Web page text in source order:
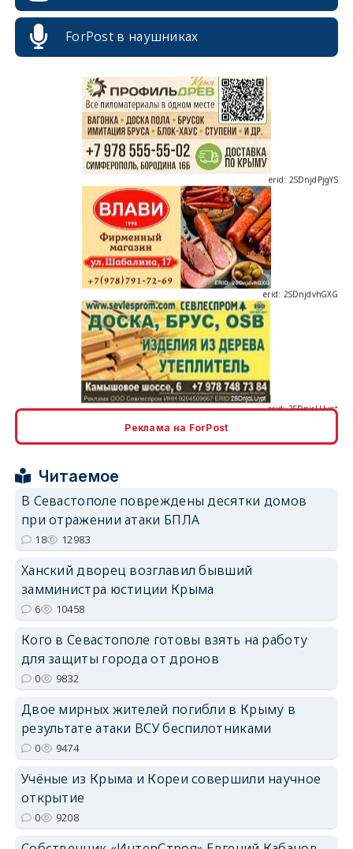
ForPost в наушниках
erid: 2SDnjcrDNw6
erid: 2SDnjdvhGXG
erid: 2SDnjdvhGXG
Реклама на ForPost
Читаемое
В Севастополе повреждены десятки домов
при отражении атаки БПЛА
18 12983
Ханский дворец возглавил бывший
замминистра юстиции Крыма
6 10458
Кого в Севастополе готовы взять на работу
для защиты города от дронов
0 9832
Двое мирных жителей погибли в Крыму в
результате атаки ВСУ беспилотниками
0 9474
Учёные из Крыма и Кореи совершили научное
открытие
0 9208